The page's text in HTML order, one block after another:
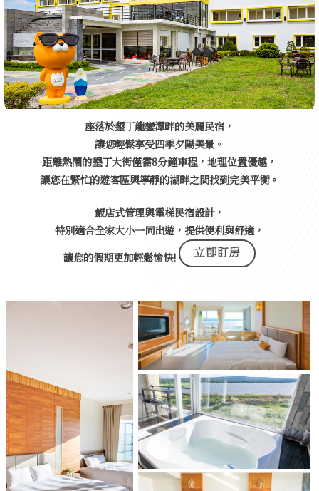
座落於墾丁龍鑾潭畔的美麗民宿，
讓您輕鬆享受四季夕陽美景。
距離熱鬧的墾丁大街僅需8分鐘車程，地理位置優越，
讓您在繁忙的遊客區與寧靜的湖畔之間找到完美平衡。
飯店式管理與電梯民宿設計，
特別適合全家大小一同出遊，提供便利與舒適，
讓您的假期更加輕鬆愉快!
立即訂房